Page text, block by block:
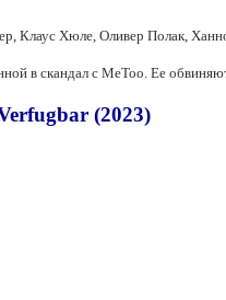
Клаус Хюле, Оливер Полак,
в скандал с MeToo. Ее
(2023)